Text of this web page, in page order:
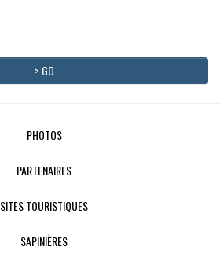
> GO
PHOTOS
PARTENAIRES
SITES TOURISTIQUES
SAPINIÈRES